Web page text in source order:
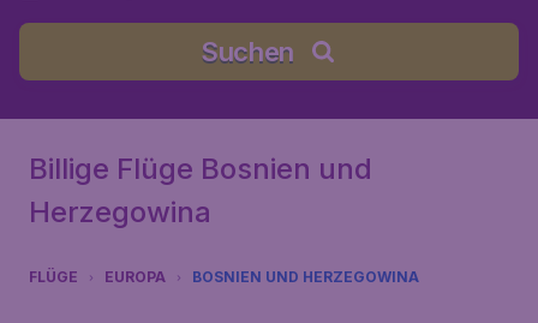
Suchen
Billige Flüge Bosnien und
Herzegowina
FLÜGE EUROPA BOSNIEN UND HERZEGOWINA